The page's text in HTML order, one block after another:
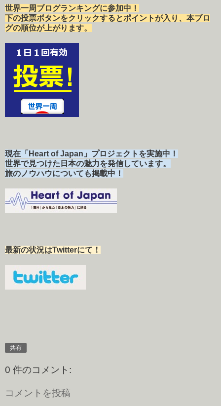
世界一周ブログランキングに参加中！
下の投票ボタンをクリックするとポイントが入り、本ブロ
グの順位が上がります。
現在「Heart of Japan」プロジェクトを実施中！
世界で見つけた日本の魅力を発信しています。
旅のノウハウについても掲載中！
最新の状況はTwitterにて！
共有
0 件のコメント:
コメントを投稿